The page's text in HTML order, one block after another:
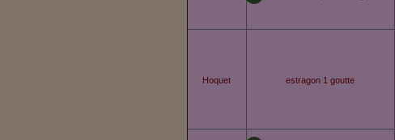
Hoquet estragon 1 goutte